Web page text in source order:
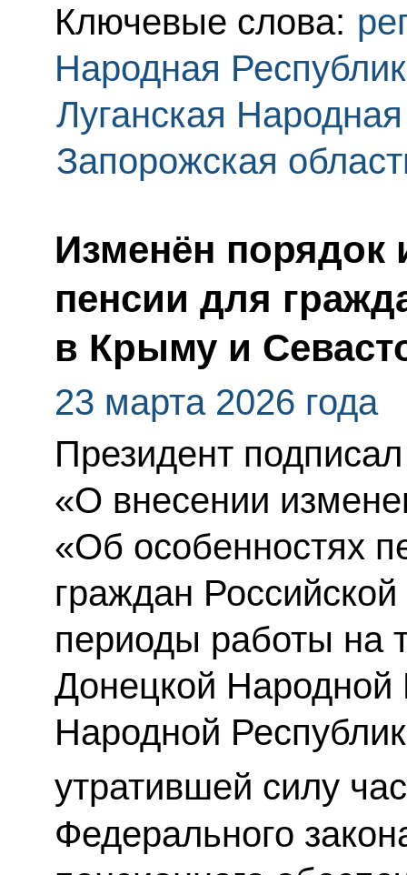
Ключевые слова:
Народная
Луганская
Запорожская
Изменён порядок
пенсии для
в Крыму и
23 марта 2026 года
Президент
«О внесении
«Об особенностях
граждан
периоды работы на
Донецкой Народной
Народной
утратившей силу
Федерального